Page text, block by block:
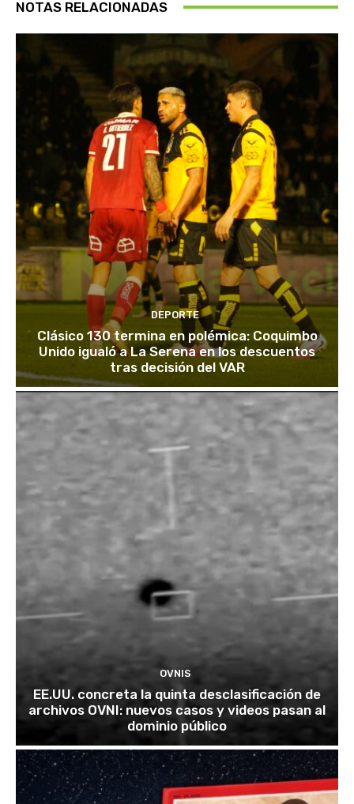
NOTAS RELACIONADAS
DEPORTE
Clásico 130 termina en polémica: Coquimbo
Unido igualó a La Serena en los descuentos
tras decisión del VAR
OVNIS
EE.UU. concreta la quinta desclasificación de
archivos OVNI: nuevos casos y videos pasan al
dominio público